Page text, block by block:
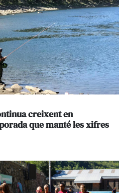
creixent en
que manté les xifres